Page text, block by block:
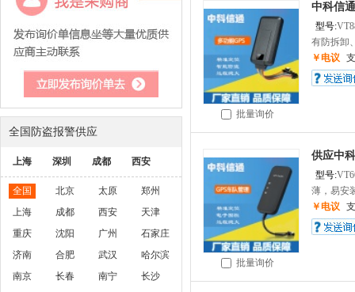
全国防盗报警供应
上海 深圳 成都 西安
全国 北京 太原
郑州
上海
成都 西安
天津
重庆
沈阳 广州
石家庄
济南
合肥 武汉
哈尔滨
南京
长春 南宁
长沙
批量询价
中科信
型号:
有防拆卸
￥电议
批量询价
供应中
型号:
薄，易安
￥电议